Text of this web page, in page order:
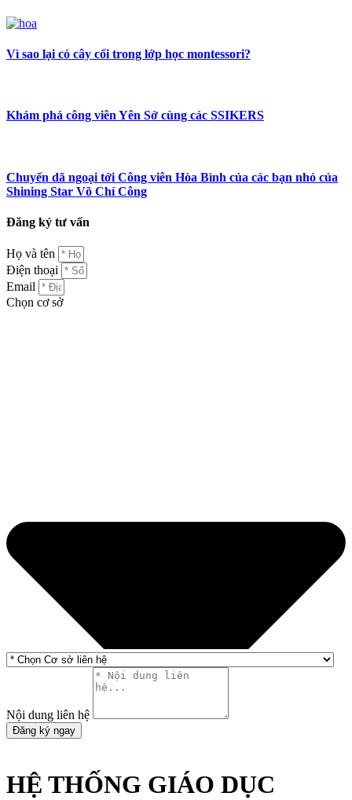
Vì sao lại có cây cối trong lớp học montessori?
Khám phá công viên Yên Sở cùng các SSIKERS
Chuyến dã ngoại tới Công viên Hòa Bình của các bạn nhỏ của
Shining Star Võ Chí Công
Đăng ký tư vấn
Họ và tên
Điện thoại
Email
Chọn cơ sở
Nội dung liên hệ
Đăng ký ngay
HỆ THỐNG GIÁO DỤC